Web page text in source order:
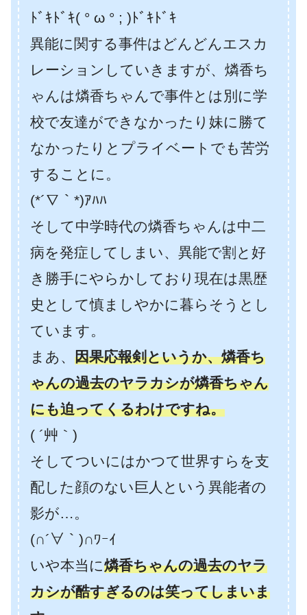
ﾄﾞｷﾄﾞｷ( ° ω ° ; )ﾄﾞｷﾄﾞｷ
異能に関する事件はどんどんエスカ
レーションしていきますが、燐香ち
ゃんは燐香ちゃんで事件とは別に学
校で友達ができなかったり妹に勝て
なかったりとプライベートでも苦労
することに。
(*´∇｀*)ｱﾊﾊ
そして中学時代の燐香ちゃんは中二
病を発症してしまい、異能で割と好
き勝手にやらかしており現在は黒歴
史として慎ましやかに暮らそうとし
ています。
まあ、 因果応報剣というか、燐香ち
ゃんの過去のヤラカシが燐香ちゃん
にも迫ってくるわけですね。
( ´艸｀)
そしてついにはかつて世界すらを支
配した顔のない巨人という異能者の
影が…。
(∩´∀｀)∩ﾜｰｲ
いや本当に燐香ちゃんの過去のヤラ
カシが酷すぎるのは笑ってしまいま